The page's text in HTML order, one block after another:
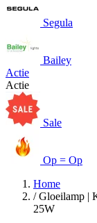
Segula
Bailey
Actie
Actie
Sale
Op = Op
Home
/ Gloeilamp |
25W